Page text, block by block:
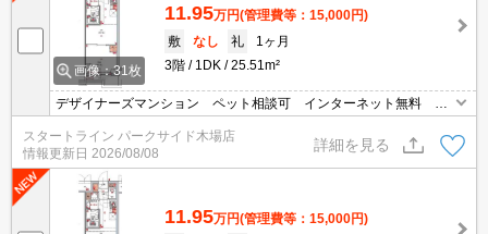
画像：31枚
11.95万円(管理費等：15,000円)
敷
なし 礼
1ヶ月
3階
1DK 25.51m²
デザイナーズマンション ペット相談可 インターネット無料 オ
ートロック 宅配ボックス 二口コンロ
スタートライン パークサイド木場店
情報更新日 2026/08/08
詳細を見る
11.95万円(管理費等：15,000円)